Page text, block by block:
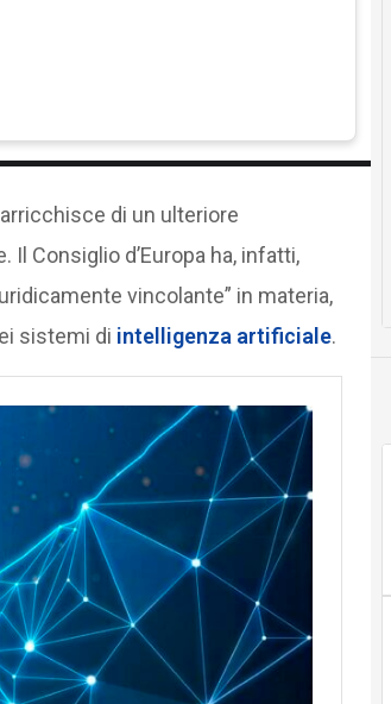
di un ulteriore
Consiglio d’Europa ha, infatti,
vincolante” in materia,
sistemi di intelligenza artificiale.